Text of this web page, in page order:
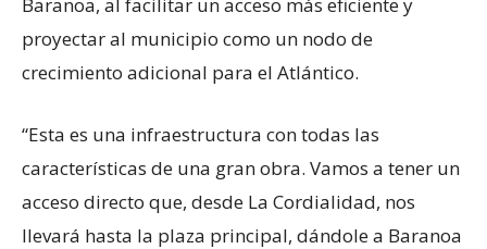
proyectar al municipio como un nodo de
crecimiento adicional para el Atlántico.
“Esta es una infraestructura con todas las
características de una gran obra. Vamos a tener un
acceso directo que, desde La Cordialidad, nos
llevará hasta la plaza principal, dándole a Baranoa